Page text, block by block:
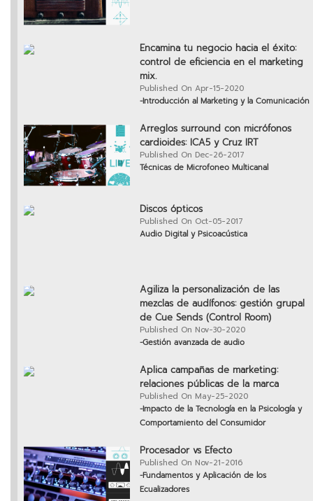
Encamina tu negocio hacia el éxito:
control de eficiencia en el marketing
mix.
Published On Apr-15-2020
-Introducción al Marketing y la Comunicación
Arreglos surround con micrófonos
cardioides: ICA5 y Cruz IRT
Published On Dec-26-2017
Técnicas de Microfoneo Multicanal
Discos ópticos
Published On Oct-05-2017
Audio Digital y Psicoacústica
Agiliza la personalización de las
mezclas de audífonos: gestión grupal
de Cue Sends (Control Room)
Published On Nov-30-2020
-Gestión avanzada de audio
Aplica campañas de marketing:
relaciones públicas de la marca
Published On May-25-2020
-Impacto de la Tecnología en la Psicología y
Comportamiento del Consumidor
Procesador vs Efecto
Published On Nov-21-2016
-Fundamentos y Aplicación de los
Ecualizadores